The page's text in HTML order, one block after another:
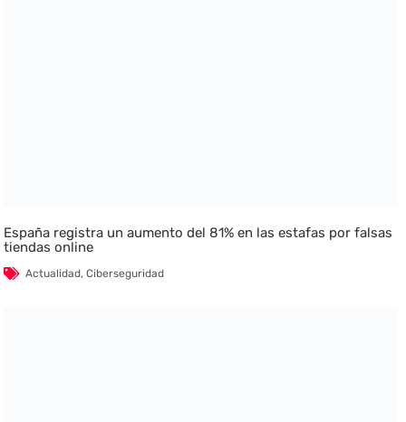
España registra un aumento del 81% en las estafas por falsas
tiendas online
Actualidad,Ciberseguridad